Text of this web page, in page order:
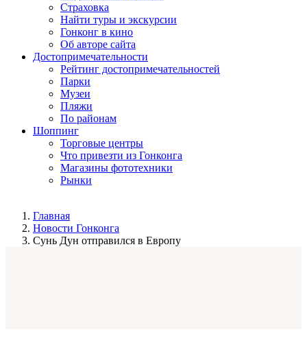
Страховка
Найти туры и экскурсии
Гонконг в кино
Об авторе сайта
Достопримечательности
Рейтинг достопримечательностей
Парки
Музеи
Пляжи
По районам
Шоппинг
Торговые центры
Что привезти из Гонконга
Магазины фототехники
Рынки
Главная
Новости Гонконга
Сунь Дун отправился в Европу